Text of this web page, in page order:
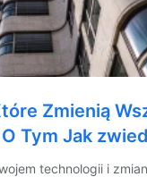
Zmienią
O Tym Jak
technologii i